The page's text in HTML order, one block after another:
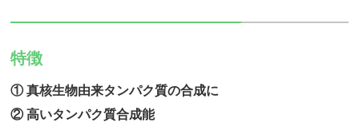
特徴
① 真核生物由来タンパク質の合成に
② 高いタンパク質合成能